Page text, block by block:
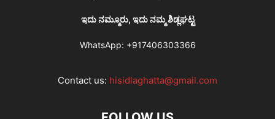
ಇದು ನಮ್ಮೂರು, ಇದು ನಮ್ಮ ಶಿಡ್ಲಘಟ್ಟ
WhatsApp: +917406303366
Contact us: hisidlaghatta@gmail.com